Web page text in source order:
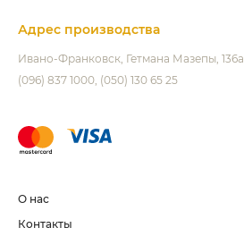
Адрес производства
Ивано-Франковск Гетмана Мазепы, 136а
(096) 837 1000 (050) 130 65 25
О нас
Контакты